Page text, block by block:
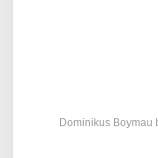
Dominikus Boymau